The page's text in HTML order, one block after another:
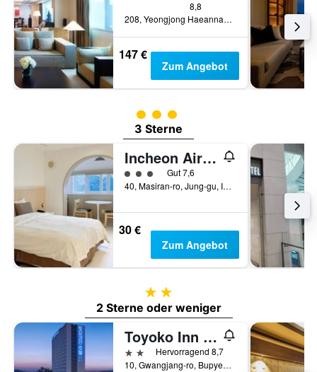
8,8
208, Yeongjong Haeannam-ro 321beon-gil, Jung-Gu, Incheon, Südkorea
147 €
Zum Angebot
Bewertungskategorie 3
3 Sterne
Incheon Airport Hotel Oceanside
Bewertungskategorie 3
Gut 7,6
40, Masiran-ro, Jung-gu, Incheon, Südkorea
30 €
Zum Angebot
2 Sterne
2 Sterne oder weniger
Toyoko Inn Incheon Bupyeong
2 SterneHervorragend 8,7
10, Gwangjang-ro, Bupyeong-gu, Incheon, Südkorea